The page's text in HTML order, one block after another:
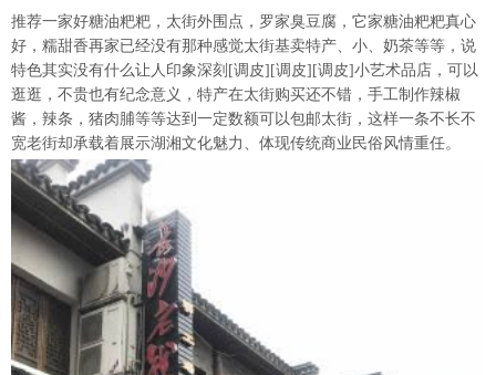
推荐一家好糖油粑粑，太街外围点，罗家臭豆腐，它家糖油粑粑真心
好，糯甜香再家已经没有那种感觉太街基卖特产、小、奶茶等等，说
特色其实没有什么让人印象深刻[调皮][调皮][调皮]小艺术品店，可以
逛逛，不贵也有纪念意义，特产在太街购买还不错，手工制作辣椒
酱，辣条，猪肉脯等等达到一定数额可以包邮太街，这样一条不长不
宽老街却承载着展示湖湘文化魅力、体现传统商业民俗风情重任。